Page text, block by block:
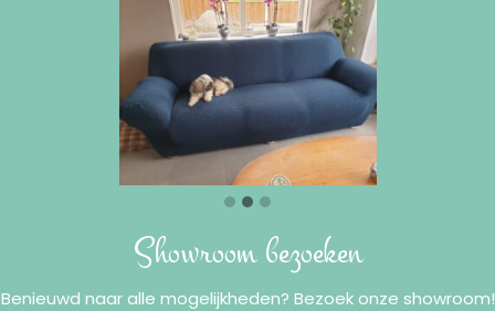
Showroom bezoeken
Benieuwd naar alle mogelijkheden? Bezoek onze showroom!